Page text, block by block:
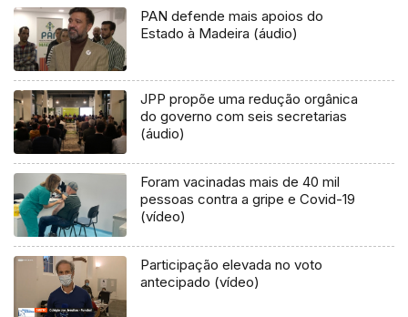
PAN defende mais apoios do
Estado à Madeira (áudio)
JPP propõe uma redução orgânica
do governo com seis secretarias
(áudio)
Foram vacinadas mais de 40 mil
pessoas contra a gripe e Covid-19
(vídeo)
Participação elevada no voto
antecipado (vídeo)